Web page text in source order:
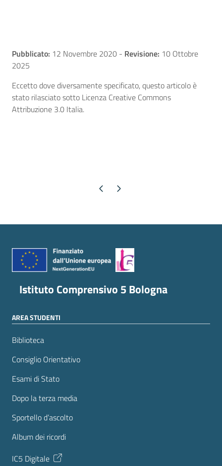
Pubblicato: 12 Novembre 2020 - Revisione: 10 Ottobre
2025
Eccetto dove diversamente specificato, questo articolo è
stato rilasciato sotto Licenza Creative Commons
Attribuzione 3.0 Italia.
Pagina precedente
Pagina successiva
Istituto Comprensivo 5 Bologna
AREA STUDENTI
Biblioteca
Consiglio Orientativo
Esami di Stato
Dopo la terza media
Sportello d’ascolto
Album dei ricordi
IC5 Digitale